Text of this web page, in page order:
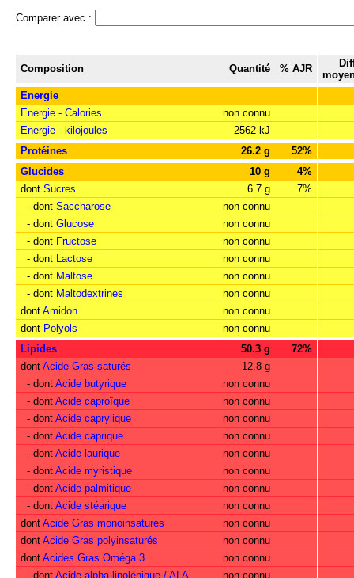
Comparer avec :
Composition Quantité % AJR
Energie
Energie - Calories
non connu
Energie - kilojoules
2562 kJ
Protéines
26.2 g
52%
Glucides
10 g
4%
dont Sucres 6.7 g
7%
- dont Saccharose
non connu
- dont Glucose
non connu
- dont Fructose
non connu
- dont Lactose
non connu
- dont Maltose
non connu
- dont Maltodextrines
non connu
dont Amidon
non connu
dont Polyols
non connu
Lipides
50.3 g
72%
dont Acide Gras saturés
12.8 g
- dont Acide butyrique
non connu
- dont Acide caproïque
non connu
- dont Acide caprylique
non connu
- dont Acide caprique
non connu
- dont Acide laurique
non connu
- dont Acide myristique
non connu
- dont Acide palmitique
non connu
- dont Acide stéarique
non connu
dont Acide Gras monoinsaturés
non connu
dont Acide Gras polyinsaturés
non connu
dont Acides Gras Oméga 3
non connu
- dont Acide alpha-linolénique / ALA non connu